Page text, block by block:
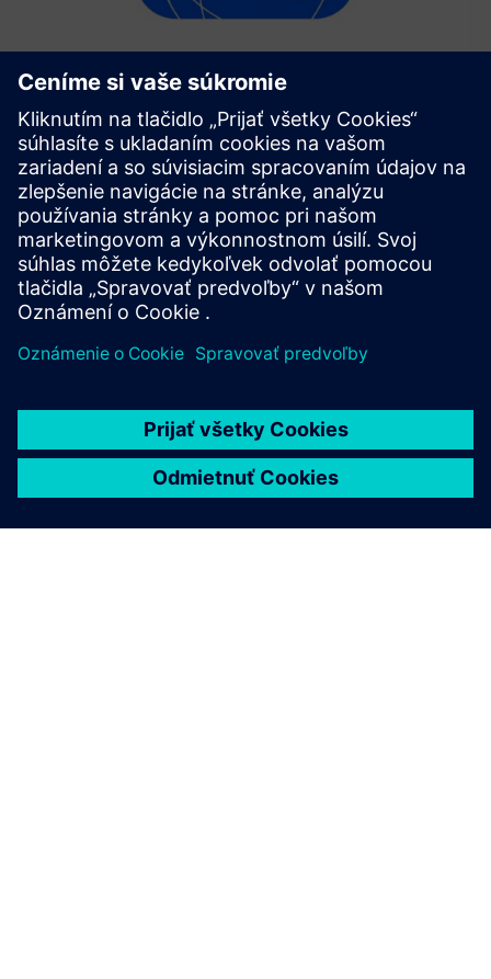
SICK ConnectX
SICK ConnectX je priemyselná aplikácia Edge, ktorá spája,
spracováva a prenáša dáta senzorov a zariadení zo
senzorov do priemyselných a cloudových systémov na
analýzu a automatizáciu v reálnom čase
Prečítajte si viac